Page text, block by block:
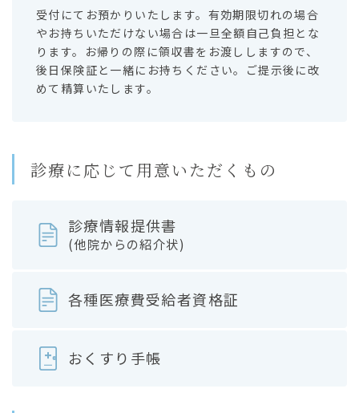
受付にてお預かりいたします。有効期限切れの場合
やお持ちいただけない場合は⼀旦全額⾃⼰負担とな
ります。お帰りの際に領収書をお渡ししますので、
後⽇保険証と⼀緒にお持ちください。ご提⽰後に改
めて精算いたします。
診療に応じて用意いただくもの
診療情報提供書
(他院からの紹介状)
各種医療費受給者資格証
おくすり手帳